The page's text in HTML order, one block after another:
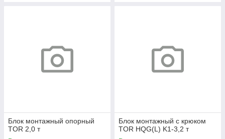
Блок монтажный опорный
TOR 2,0 т
Блок монтажный с крюком
TOR HQG(L) K1-3,2 т